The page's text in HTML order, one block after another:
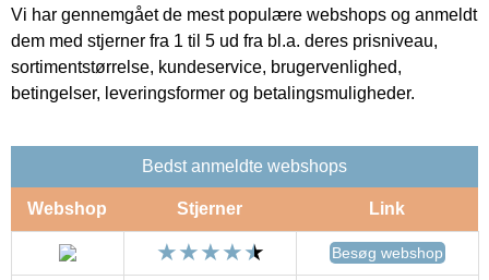
Vi har gennemgået de mest populære webshops og anmeldt
dem med stjerner fra 1 til 5 ud fra bl.a. deres prisniveau,
sortimentstørrelse, kundeservice, brugervenlighed,
betingelser, leveringsformer og betalingsmuligheder.
Bedst anmeldte webshops
Webshop Stjerner Link
Besøg webshop